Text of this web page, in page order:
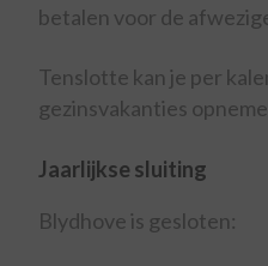
betalen voor de
Tenslotte kan je per
gezinsvakanties
Jaarlijkse sluiting
Blydhove is gesloten: